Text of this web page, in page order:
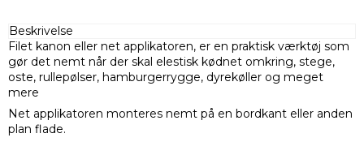
Beskrivelse
Filet kanon eller net applikatoren, er en praktisk værktøj som
gør det nemt når der skal elestisk kødnet omkring, stege,
oste, rullepølser, hamburgerrygge, dyrekøller og meget
mere
Net applikatoren monteres nemt på en bordkant eller anden
plan flade.